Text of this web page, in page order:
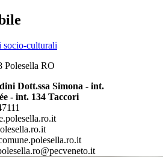
socio-culturali
Polesella RO
Dott.ssa Simona - int.
- int. 134 Taccori